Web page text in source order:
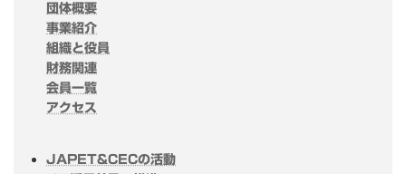
団体概要
事業紹介
組織と役員
財務関連
会員一覧
アクセス
JAPET&CECの活動